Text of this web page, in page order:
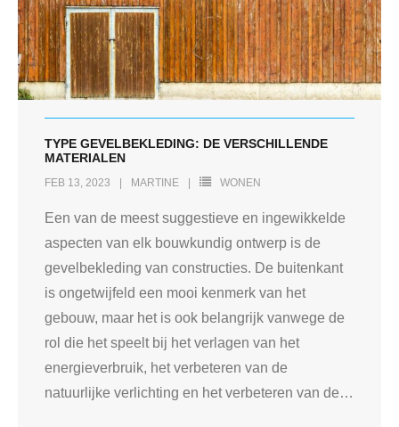
TYPE GEVELBEKLEDING: DE VERSCHILLENDE
MATERIALEN
FEB 13, 2023 MARTINE WONEN
Een van de meest suggestieve en ingewikkelde
aspecten van elk bouwkundig ontwerp is de
gevelbekleding van constructies. De buitenkant
is ongetwijfeld een mooi kenmerk van het
gebouw, maar het is ook belangrijk vanwege de
rol die het speelt bij het verlagen van het
energieverbruik, het verbeteren van de
natuurlijke verlichting en het verbeteren van de…